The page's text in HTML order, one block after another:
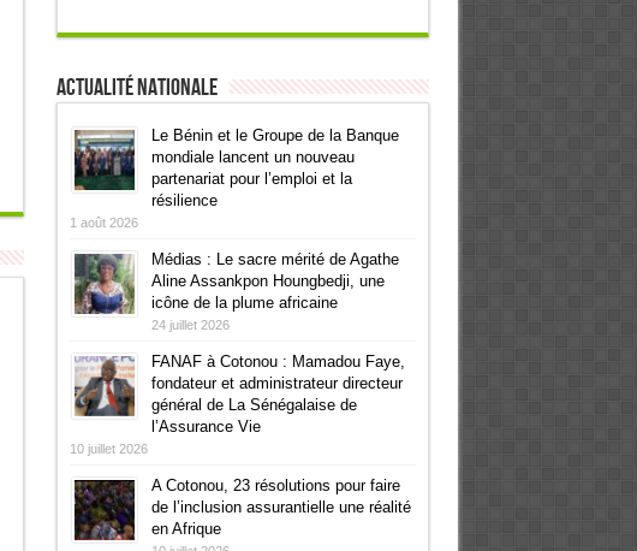
Actualité Nationale
Le Bénin et le Groupe de la Banque
mondiale lancent un nouveau
partenariat pour l’emploi et la
résilience
1 août 2026
Médias : Le sacre mérité de Agathe
Aline Assankpon Houngbedji, une
icône de la plume africaine
24 juillet 2026
FANAF à Cotonou : Mamadou Faye,
fondateur et administrateur directeur
général de La Sénégalaise de
l’Assurance Vie
10 juillet 2026
A Cotonou, 23 résolutions pour faire
de l’inclusion assurantielle une réalité
en Afrique